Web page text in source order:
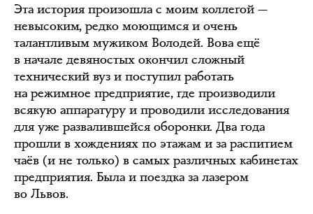
Эта история произошла с моим коллегой —
невысоким, редко моющимся и очень
талантливым мужиком Володей. Вова ещё
в начале девяностых окончил сложный
технический вуз и поступил работать
на режимное предприятие, где производили
всякую аппаратуру и проводили исследования
для уже развалившейся оборонки. Два года
прошли в хождениях по этажам и за распитием
чаёв (и не только) в самых различных кабинетах
предприятия. Была и поездка за лазером
во Львов.